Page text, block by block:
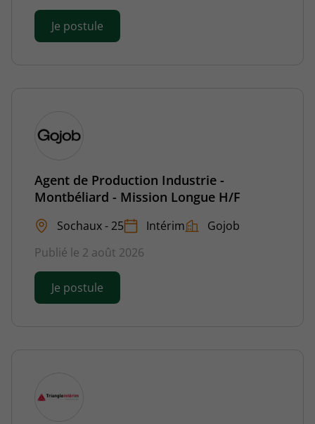
Je postule
Agent de Production Industrie -
Montbéliard - Mission Longue H/F
Sochaux - 25 Intérim
Gojob
Publié le 2 août 2026
Je postule